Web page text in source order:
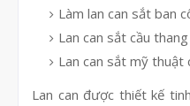
Làm lan can sắt ban
Lan can sắt cầu
Lan can sắt mỹ
Lan can được thiết kế